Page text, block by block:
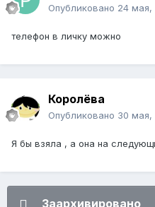
Опубликовано 24 мая,
телефон в личку можно
Королёва
Опубликовано 30 мая,
Я бы взяла , а она на
Заархивировано